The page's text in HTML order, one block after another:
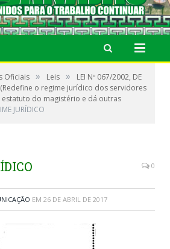
Oficiais » Leis »
LEI Nº 067/2002, DE
(Redefine o regime jurídico dos servidores
do magistério e dá outras
JURÍDICO
0
EM 26 DE ABRIL DE 2017